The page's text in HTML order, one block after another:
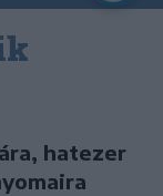
hatezer